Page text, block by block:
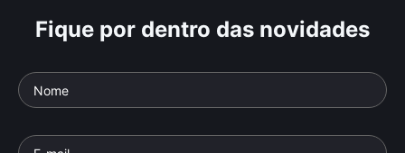
Fique por dentro das novidades